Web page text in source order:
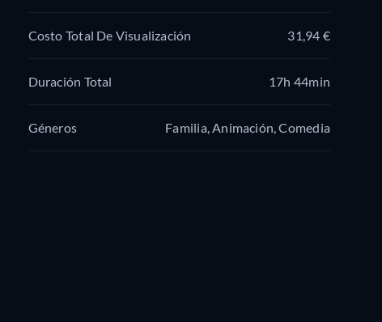
Costo Total De Visualización 31,94 €
Duración Total 17h 44min
Géneros Familia, Animación, Comedia